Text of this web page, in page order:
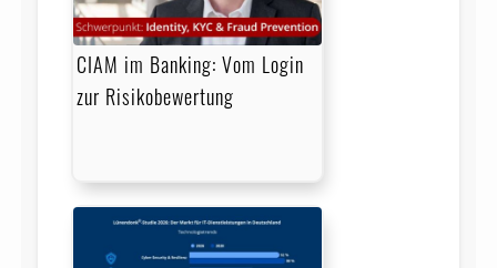
CIAM im Banking: Vom Login
zur Risikobewertung